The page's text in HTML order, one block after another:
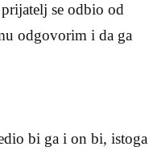
se odbio od
odgovorim i da ga
bi ga i on bi, istoga